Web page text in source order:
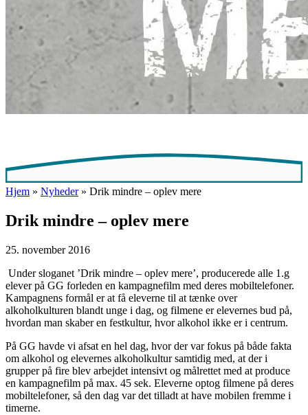
Hjem » Nyheder» Drik mindre – oplev mere
Drik mindre – oplev mere
25. november 2016
Under sloganet ’Drik mindre – oplev mere’, producerede alle 1.g
elever på GG forleden en kampagnefilm med deres mobiltelefoner.
Kampagnens formål er at få eleverne til at tænke over
alkoholkulturen blandt unge i dag, og filmene er elevernes bud på,
hvordan man skaber en festkultur, hvor alkohol ikke er i centrum.
På GG havde vi afsat en hel dag, hvor der var fokus på både fakta
om alkohol og elevernes alkoholkultur samtidig med, at der i
grupper på fire blev arbejdet intensivt og målrettet med at produce
en kampagnefilm på max. 45 sek. Eleverne optog filmene på deres
mobiltelefoner, så den dag var det tilladt at have mobilen fremme i
timerne.